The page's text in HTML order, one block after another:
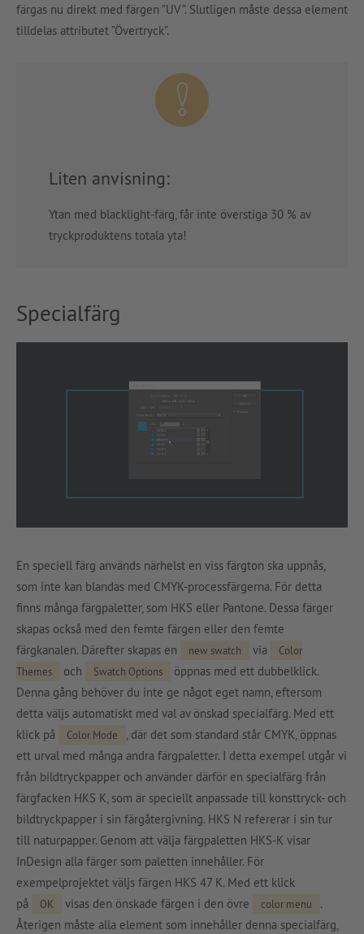
färgas nu direkt med färgen ”UV”. Slutligen måste dessa element
tilldelas attributet ”Övertryck”.
Liten anvisning:
Ytan med blacklight-färg, får inte överstiga 30 % av
tryckproduktens totala yta!
Specialfärg
En speciell färg används närhelst en viss färgton ska uppnås,
som inte kan blandas med CMYK-processfärgerna. För detta
finns många färgpaletter, som HKS eller Pantone. Dessa färger
skapas också med den femte färgen eller den femte
färgkanalen. Därefter skapas en
new swatch via
Color
Themes
och Swatch Options
öppnas med ett dubbelklick.
Denna gång behöver du inte ge något eget namn, eftersom
detta väljs automatiskt med val av önskad specialfärg. Med ett
klick på
Color Mode
, där det som standard står CMYK, öppnas
ett urval med många andra färgpaletter. I detta exempel utgår vi
från bildtryckpapper och använder därför en specialfärg från
färgfacken HKS K, som är speciellt anpassade till konsttryck- och
bildtryckpapper i sin färgåtergivning. HKS N refererar i sin tur
till naturpapper. Genom att välja färgpaletten HKS-K visar
InDesign alla färger som paletten innehåller. För
exempelprojektet väljs färgen HKS 47 K. Med ett klick
på
OK visas den önskade färgen i den övre color menu
.
Återigen måste alla element som innehåller denna specialfärg,